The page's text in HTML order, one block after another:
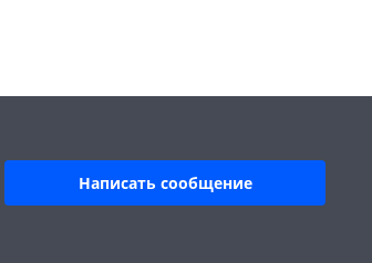
Написать сообщение